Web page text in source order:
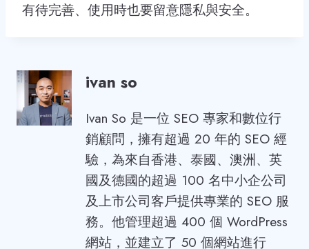
有待完善、使用時也要留意隱私與安全。
ivan so
Ivan So 是一位 SEO 專家和數位行
銷顧問，擁有超過 20 年的 SEO 經
驗，為來自香港、泰國、澳洲、英
國及德國的超過 100 名中小企公司
及上市公司客戶提供專業的 SEO 服
務。他管理超過 400 個 WordPress
網站，並建立了 50 個網站進行